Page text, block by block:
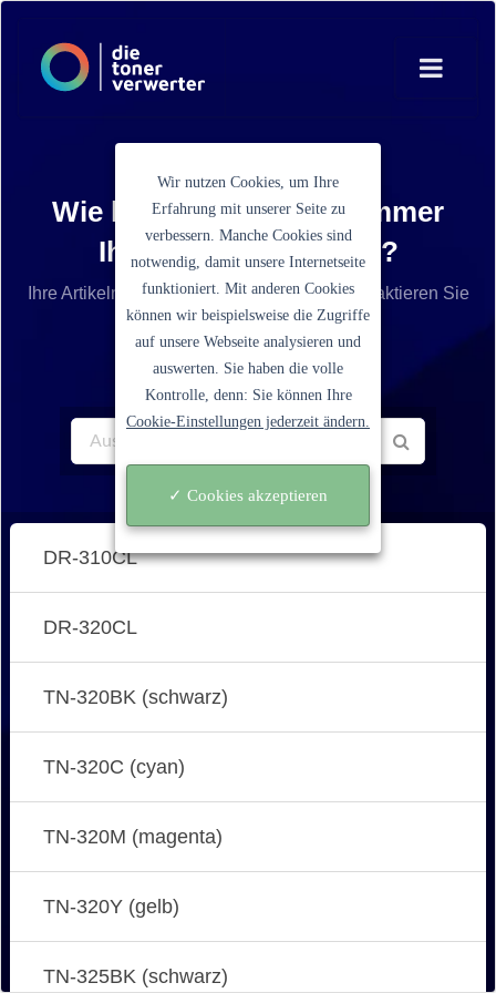
Wie lautet die Artikelnummer
Ihrer Tonerkartusche?
Ihre Artikelnummer ist nicht aufgelistet? Kontaktieren Sie
unseren Service.
DR-310CL
DR-320CL
TN-320BK (schwarz)
TN-320C (cyan)
TN-320M (magenta)
TN-320Y (gelb)
TN-325BK (schwarz)
Wir nutzen Cookies, um Ihre
Erfahrung mit unserer Seite zu
verbessern. Manche Cookies sind
notwendig, damit unsere Internetseite
funktioniert. Mit anderen Cookies
können wir beispielsweise die Zugriffe
auf unsere Webseite analysieren und
auswerten. Sie haben die volle
Kontrolle, denn: Sie können Ihre
Cookie-Einstellungen jederzeit ändern.
✓ Cookies akzeptieren